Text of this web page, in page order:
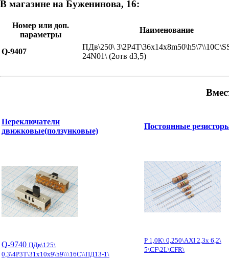
В магазине на Буженинова, 16:
Номер или доп.
параметры
Наименование
Q-9407
ПДв\250\
24N01\ (2отв d3,5)
Переключатели
движковые(ползунковые)
Q-9740 ПДв\125\
0,3\4P3T\31x10x9\h9\\\16C\\ПД13-1\
Постоянные
Р 1,0К\ 0,250\AXI 2,3x 6,2\
5\CF\2L\CFR\